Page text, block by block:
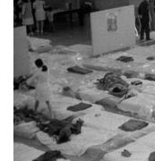
"Siempre supe de
siempre hicieron
yo fuera
sacrificios -si es
hicieron para que
Eso no quiere